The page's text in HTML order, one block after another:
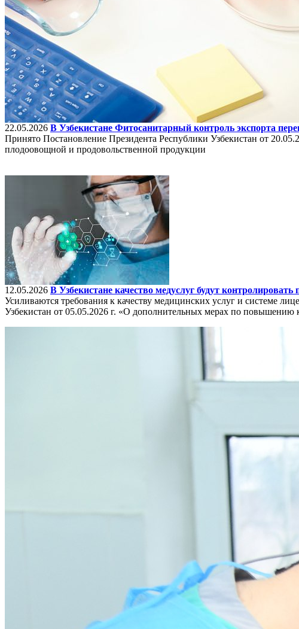
22.05.2026 В Узбекистане Фитосанитарный контроль экспорта
Принято Постановление Президента Республики Узбекистан от
плодоовощной и продовольственной продукции
12.05.2026 В Узбекистане качество медуслуг будут
Усиливаются требования к качеству медицинских услуг и системе
Узбекистан от 05.05.2026 г. «О дополнительных мерах по повышению